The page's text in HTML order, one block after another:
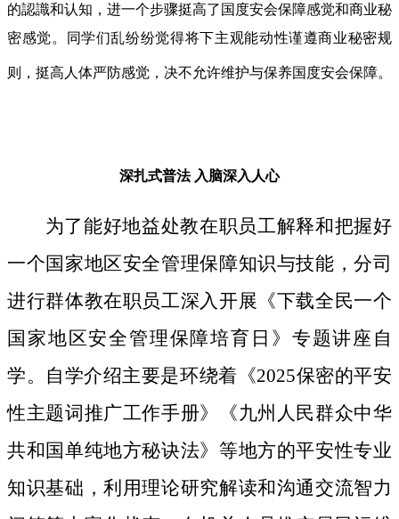
的認識和认知，进一个步骤挺高了国度安会保障感觉和商业秘
密感觉。同学们乱纷纷觉得将下主观能动性谨遵商业秘密规
则，挺高人体严防感觉，决不允许维护与保养国度安会保障。
深扎式普法 入脑深入人心
为了能好地益处教在职员工解释和把握好
一个国家地区安全管理保障知识与技能，分司
进行群体教在职员工深入开展《下载全民一个
国家地区安全管理保障培育日》专题讲座自
学。自学介绍主要是环绕着《2025保密的平安
性主题词推广工作手册》《九州人民群众中华
共和国单纯地方秘诀法》等地方的平安性专业
知识基础，利用理论研究解读和沟通交流智力